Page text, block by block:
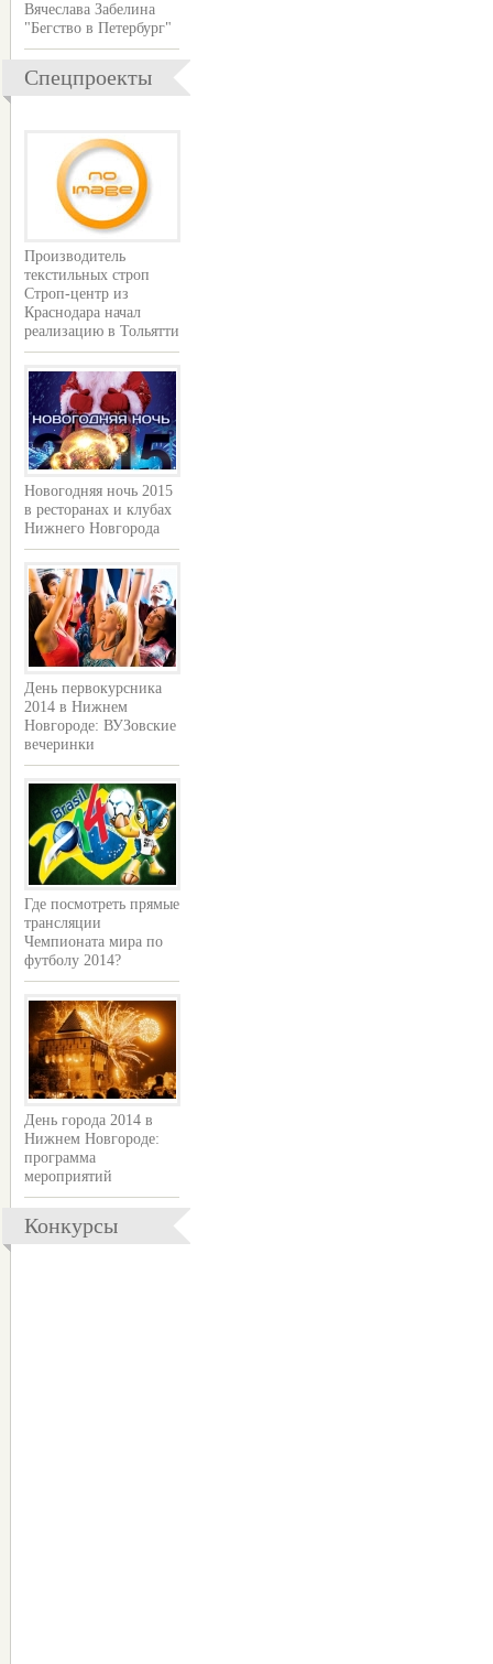
Вячеслава Забелина
"Бегство в Петербург"
Спецпроекты
Производитель
текстильных строп
Строп-центр из
Краснодара начал
реализацию в Тольятти
Новогодняя ночь 2015
в ресторанах и клубах
Нижнего Новгорода
День первокурсника
2014 в Нижнем
Новгороде: ВУЗовские
вечеринки
Где посмотреть прямые
трансляции
Чемпионата мира по
футболу 2014?
День города 2014 в
Нижнем Новгороде:
программа
мероприятий
Конкурсы